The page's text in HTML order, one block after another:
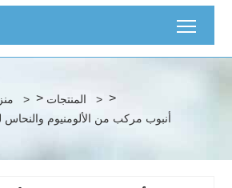
> > المنتجات > >
أنبوب مركب من الألومنيوم والنحاس